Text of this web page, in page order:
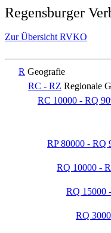
Regensburger
Zur Übersicht RVKO
R Geografie
RC - RZ Regionale
RC 10000 - RQ
RP 80000 - RQ
RQ 10000 -
RQ 15000
RQ